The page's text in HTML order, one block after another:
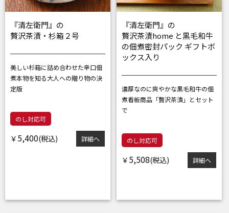
『清左衛門』の
贅沢茶漬・杉箱２号
美しい杉箱に詰め合わせた辛口佃
煮本物を知る大人への贈り物の決
定版
のし対応可
￥ 5,400 詳細へ
『清左衛門』の
贅沢茶漬home と黒毛和牛
の佃煮密封パック ギフトボ
ックス入り
濃厚なのに爽やかな黒毛和牛の佃
煮看板商品「贅沢茶漬」とセット
で
のし対応可
￥ 5,508 詳細へ